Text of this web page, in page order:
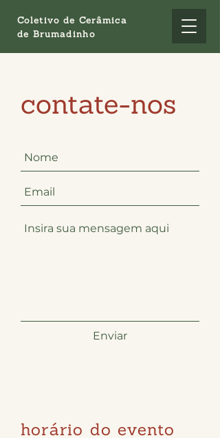
Coletivo de Cerâmica
de Brumadinho
contate-nos
Enviar
horário do evento